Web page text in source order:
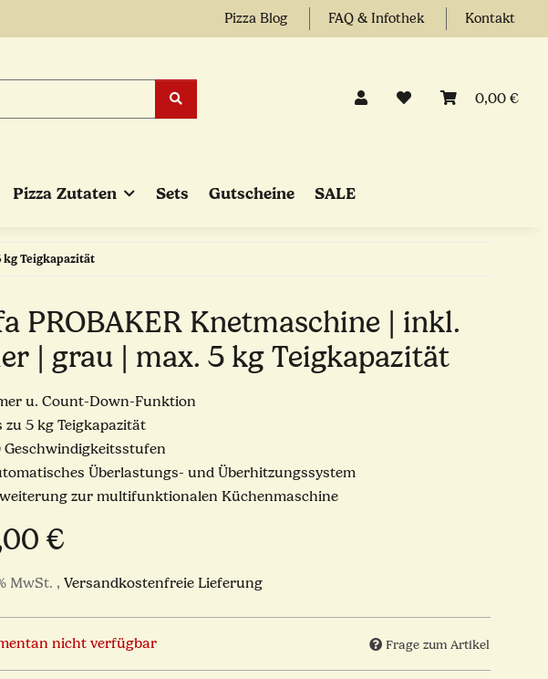
Pizza Blog FAQ & Infothek Kontakt
0,00 €
Pizza Zutaten Sets Gutscheine SALE
kg Teigkapazität
PROBAKER Knetmaschine | inkl.
| grau | max. 5 kg Teigkapazität
u. Count-Down-Funktion
zu 5 kg Teigkapazität
Geschwindigkeitsstufen
Überlastungs- und Überhitzungssystem
zur multifunktionalen Küchenmaschine
€
MwSt. , Versandkostenfreie Lieferung
nicht verfügbar Frage zum Artikel